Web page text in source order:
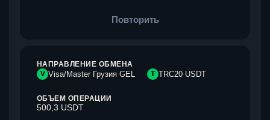
Повторить
НАПРАВЛЕНИЕ ОБМЕНА
V Visa/Master Грузия GEL T TRC20 USDT
ОБЪЕМ ОПЕРАЦИИ
500,3 USDT